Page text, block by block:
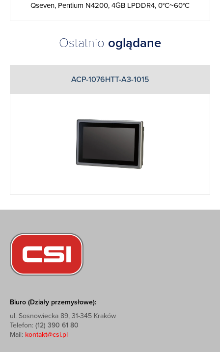
Qseven, Pentium N4200, 4GB LPDDR4, 0°C~60°C
Ostatnio oglądane
ACP-1076HTT-A3-1015
Biuro (Działy przemysłowe):
ul. Sosnowiecka 89, 31-345 Kraków
Telefon: (12) 390 61 80
Mail: kontakt@csi.pl